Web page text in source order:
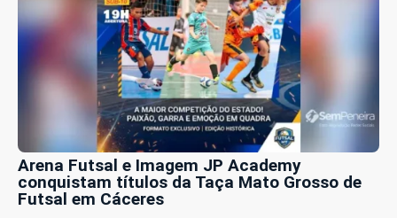
Arena Futsal e Imagem JP Academy
conquistam títulos da Taça Mato Grosso de
Futsal em Cáceres